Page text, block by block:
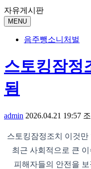
자유게시판
MENU
음주뺑소니처벌
스토킹잠정
됨
admin 2026.04.21 19:57
스토킹잠정조치 이것
최근 사회적으로 큰
피해자들의 안전을